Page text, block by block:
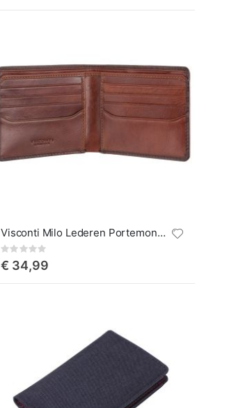
Visconti Milo Lederen Portemonnee
Rating:
€ 34,99